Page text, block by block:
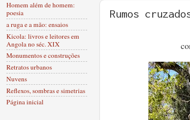
Rumos
Homem além de homem:
poesia
a ruga e a mão: ensaios
Kicola: livros e leitores em
Angola no séc. XIX
Monumentos e construções
Retratos urbanos
Nuvens
Reflexos, sombras e simetrias
Página inicial